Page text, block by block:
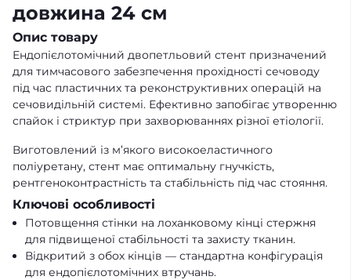
довжина 24 см
Опис товару
Ендопієлотомічний двопетльовий стент призначений
для тимчасового забезпечення прохідності сечоводу
під час пластичних та реконструктивних операцій на
сечовидільній системі. Ефективно запобігає утворенню
спайок і стриктур при захворюваннях різної етіології.
Виготовлений із м’якого високоеластичного
поліуретану, стент має оптимальну гнучкість,
рентгеноконтрастність та стабільність під час стояння.
Ключові особливості
Потовщення стінки на лоханковому кінці стержня
для підвищеної стабільності та захисту тканин.
Відкритий з обох кінців — стандартна конфігурація
для ендопієлотомічних втручань.